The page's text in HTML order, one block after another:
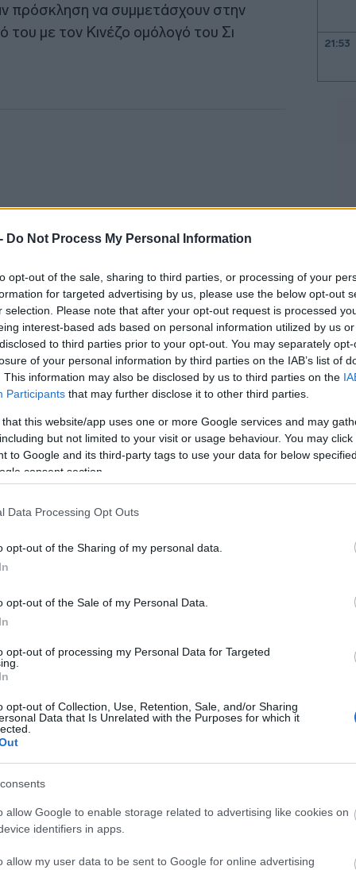
Do Not Process My Personal Information
opt-out of the sale, sharing to third parties, or processing of your
for targeted advertising by us, please use the below opt-out
selection. Please note that after your opt-out request is processed
interest-based ads based on personal information utilized by us
to third parties prior to your opt-out. You may separately
of your personal information by third parties on the IAB’s list of
This information may also be disclosed by us to third parties on the
Participants that may further disclose it to other third parties.
that this website/app uses one or more Google services and may
but not limited to your visit or usage behaviour. You may
to Google and its third-party tags to use your data for below
consent section.
Data Processing Opt Outs
opt-out of the Sharing of my personal data.
opt-out of the Sale of my Personal Data.
opt-out of processing my Personal Data for Targeted
opt-out of Collection, Use, Retention, Sale, and/or Sharing
Data that Is Unrelated with the Purposes for which it
allow Google to enable storage related to advertising like cookies on
identifiers in apps.
allow my user data to be sent to Google for online advertising
να συμμετάσχουν στην
με τον Κινέζο ομόλογό του Σι
στελεχών επιχειρήσεων θα
η οποία, όπως ο ίδιος ελπίζει, θα
συμφωνιών με το Πεκίνο.
οι: Λάρι Καλπ της General Electric, ο
της Cisco, ο Σαντζάι Μεχρότρα
Άμον της Qualcomm. Τη λίστα
Visa, ο Μάικλ Μίεμπαχ της
και ο Τζιμ Άντερσον της Coherent
21:53
21:03
20:53
20:23